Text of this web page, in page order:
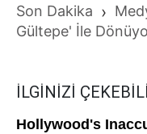
Son Dakika ›
Gültepe' İle